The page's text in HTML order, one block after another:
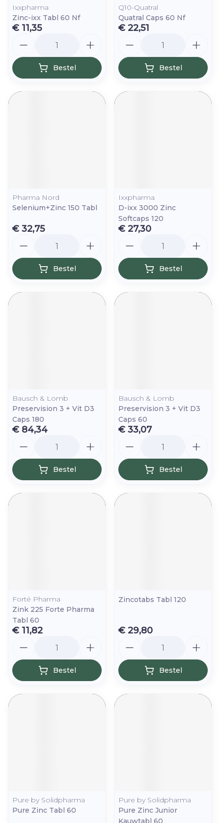
Ixxpharma
Zinc-ixx Tabl 60 Nf
€ 11,35
Bestel
Q10-Quatral
Quatral Caps 60 Nf
€ 22,51
Bestel
Pharma Nord
Selenium+Zinc 150 Tabl
€ 32,75
Bestel
Ixxpharma
D-ixx 3000 Zinc
Softcaps 120
€ 27,30
Bestel
Bausch & Lomb
Preservision 3 + Vit D3
Caps 180
€ 84,34
Bestel
Bausch & Lomb
Preservision 3 + Vit D3
Caps 60
€ 33,07
Bestel
Forté Pharma
Zink 225 Forte Pharma
Tabl 60
€ 11,82
Bestel
Zincotabs Tabl 120
€ 29,80
Bestel
Pure by Solidpharma
Pure Zinc Tabl 60
Pure by Solidpharma
Pure Zinc Junior
Kauwtabl 60